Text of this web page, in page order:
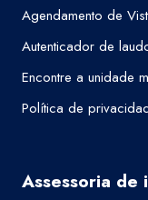
Agendamento de
Autenticador de
Encontre a unidade
Política de
Assessoria de